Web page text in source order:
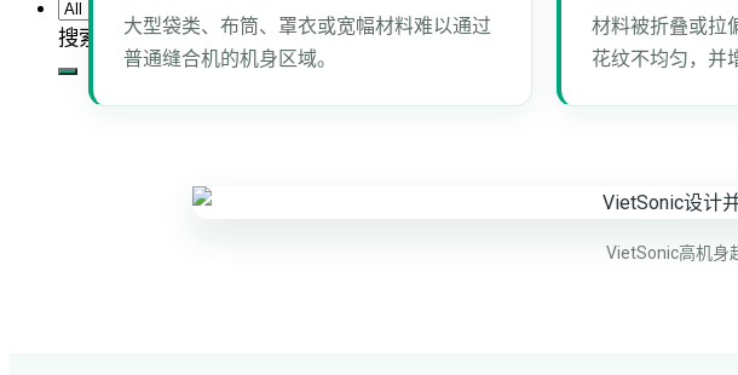
搜索：
大型袋类、布筒、罩衣或宽幅材料难以通过
普通缝合机的机身区域。
材料被折叠或拉
花纹不均匀，并
VietSonic高机身